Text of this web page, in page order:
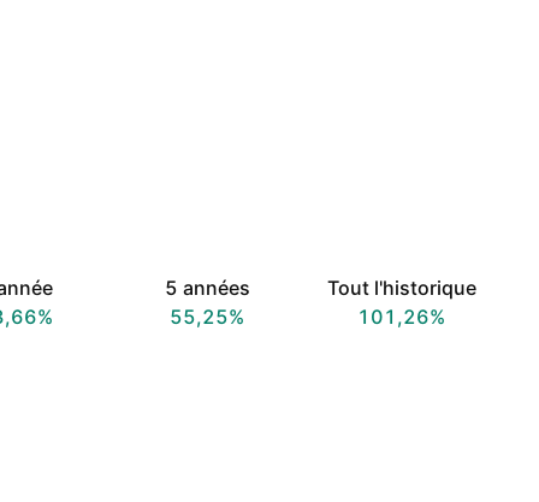
5 années
55,25%
Tout l'historique
101,26%